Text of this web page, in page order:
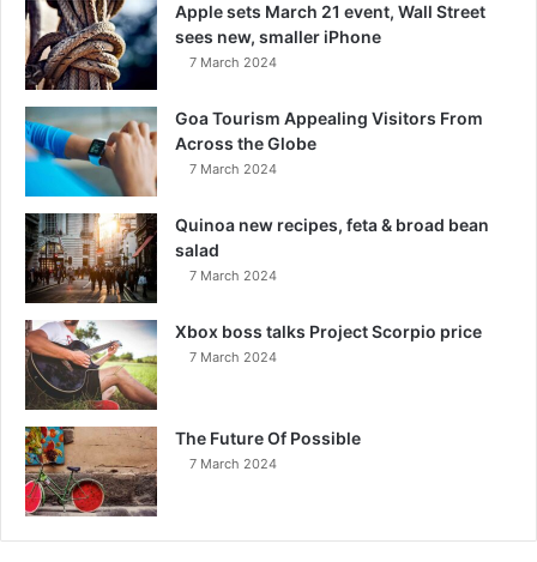
Apple sets March 21 event, Wall Street
sees new, smaller iPhone
7 March 2024
Goa Tourism Appealing Visitors From
Across the Globe
7 March 2024
Quinoa new recipes, feta & broad bean
salad
7 March 2024
Xbox boss talks Project Scorpio price
7 March 2024
The Future Of Possible
7 March 2024